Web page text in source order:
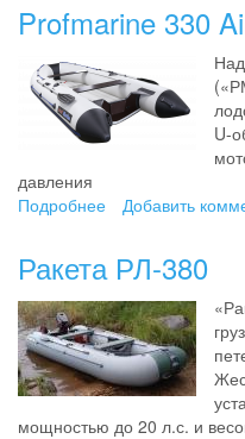
Profmarine 330
U-
давления
Подробнее
Air
Добавить
Ракета РЛ-380
мощностью до 20 л.с. и